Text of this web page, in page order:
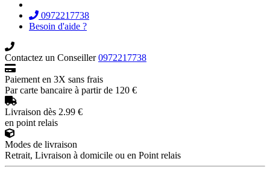
0972217738
Besoin d'aide ?
Contactez un Conseiller0972217738
Paiement en 3X sans frais
Par carte bancaire à partir de 120 €
Livraison dès 2.99 €
en point relais
Modes de livraison
Retrait, Livraison à domicile ou en Point relais